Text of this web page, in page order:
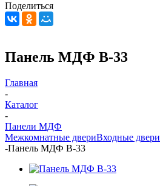
Поделиться
Панель МДФ В-33
Главная
-
Каталог
-
Панели МДФ
Межкомнатные двериВходные двери
-Панель МДФ В-33